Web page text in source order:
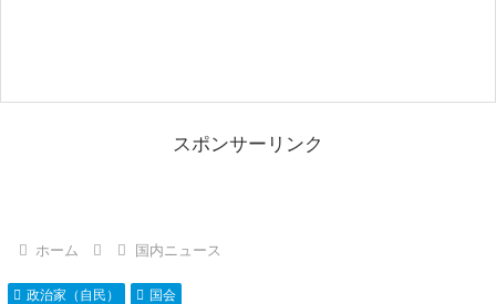
スポンサーリンク
ホーム 国内ニュース
政治家（自民） 国会